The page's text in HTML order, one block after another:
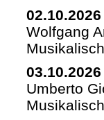
02.10.2026
Wolfgang
03.10.2026
Umberto